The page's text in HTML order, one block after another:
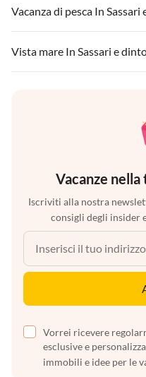
Vacanza di pesca In
Vista mare In Sassari e
Vacanze nella
Iscriviti alla nostra
consigli degli insider
Vorrei ricevere
esclusive e
immobili e idee per le